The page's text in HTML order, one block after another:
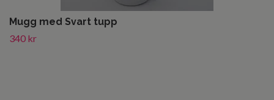
Mugg med Svart tupp
340 kr